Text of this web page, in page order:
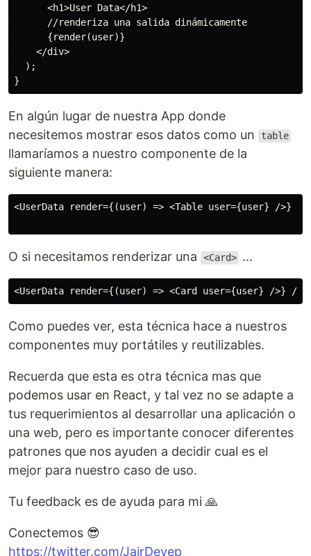
      <h1>User Data</h1>
      //renderiza una salida dinámicamente
      {render(user)}
    </div>
  );
En algún lugar de nuestra App donde
necesitemos mostrar esos datos como un
table
llamaríamos a nuestro componente de la
siguiente manera:
<UserData render={(user) => <Table user={user} />} />
O si necesitamos renderizar una <Card> ...
Como puedes ver, esta técnica hace a nuestros
componentes muy portátiles y reutilizables.
Recuerda que esta es otra técnica mas que
podemos usar en React, y tal vez no se adapte a
tus requerimientos al desarrollar una aplicación o
una web, pero es importante conocer diferentes
patrones que nos ayuden a decidir cual es el
mejor para nuestro caso de uso.
Tu feedback es de ayuda para mi 🙏
Conectemos 😎
https://twitter.com/JairDevep